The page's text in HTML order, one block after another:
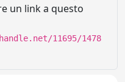
un link a questo
11695/1478